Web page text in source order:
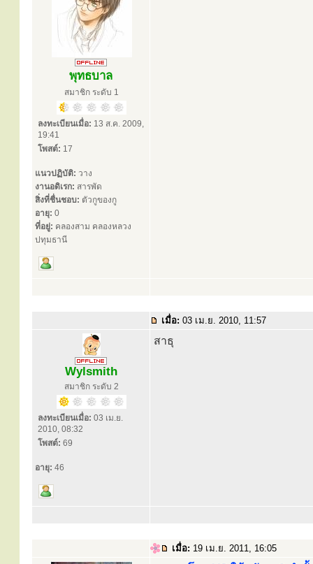
พุทธบาล
สมาชิก ระดับ 1
ลงทะเบียนเมื่อ: 13 ส.ค. 2009,
19:41
โพสต์: 17
แนวปฏิบัติ: วาง
งานอดิเรก: สารพัด
สิ่งที่ชื่นชอบ: ตัวกูของกู
อายุ: 0
ที่อยู่: คลองสาม คลองหลวง
ปทุมธานี
เมื่อ: 03 เม.ย. 2010, 11:57
Wylsmith
สมาชิก ระดับ 2
ลงทะเบียนเมื่อ: 03 เม.ย.
2010, 08:32
โพสต์: 69
อายุ: 46
สาธุ
เมื่อ: 19 เม.ย. 2011, 16:05